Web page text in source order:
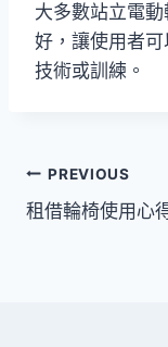
大多數站立電
好，讓使用者
技術或訓練。
文
章
PREVIOUS
租借輪椅使用心